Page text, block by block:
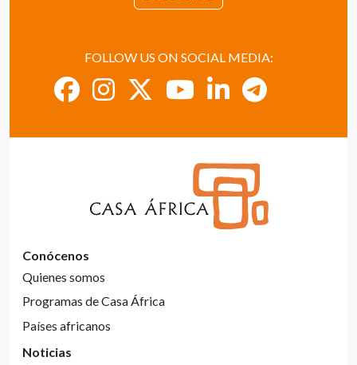
FOLLOW US ON SOCIAL MEDIA:
Conócenos
Quienes somos
Programas de Casa África
Países africanos
Noticias